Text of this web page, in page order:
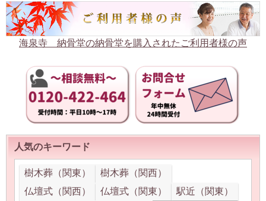
海泉寺 納骨堂の納骨堂を購入されたご利用者様の声
人気のキーワード
樹木葬（関東）
樹木葬（関西）
仏壇式（関西）
仏壇式（関東）
駅近（関東）